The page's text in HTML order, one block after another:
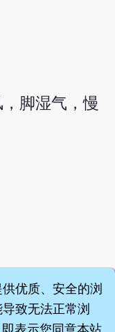
脚湿气，慢
优质、安全的浏
致无法正常浏
表示您同意本站